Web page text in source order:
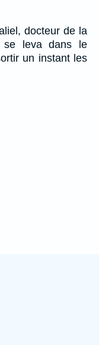
docteur de la
se leva dans le
un instant les